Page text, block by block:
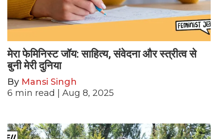
मेरा फेमिनिस्ट जॉय: साहित्य, संवेदना और स्त्रीत्व से
बुनी मेरी दुनिया
By Mansi Singh
6 min read | Aug 8, 2025